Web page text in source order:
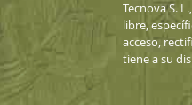
Tecnova S.
libre,
acceso,
tiene a su